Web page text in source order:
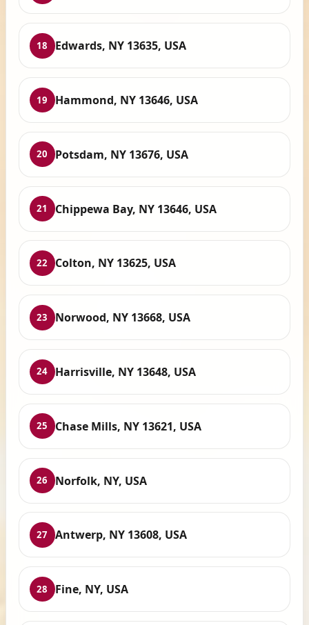
18 Edwards, NY 13635, USA
19 Hammond, NY 13646, USA
20 Potsdam, NY 13676, USA
21 Chippewa Bay, NY 13646, USA
22 Colton, NY 13625, USA
23 Norwood, NY 13668, USA
24 Harrisville, NY 13648, USA
25 Chase Mills, NY 13621, USA
26 Norfolk, NY, USA
27 Antwerp, NY 13608, USA
28 Fine, NY, USA